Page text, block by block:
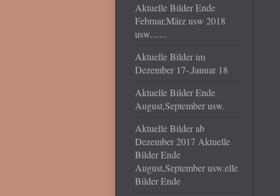
Aktuelle Bilder Ende
Februar,März usw 2018
usw.......
Aktuelle Bilder im
Dezember 17-,Januar 18
Aktuelle Bilder Ende
August,September usw.
Aktuelle Bilder ab
Dezember 2017 Aktuelle
Bilder Ende
August,September usw.elle
Bilder Ende